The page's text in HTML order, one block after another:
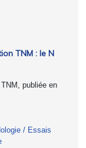
TNM : le N
publiée en
/ Essais